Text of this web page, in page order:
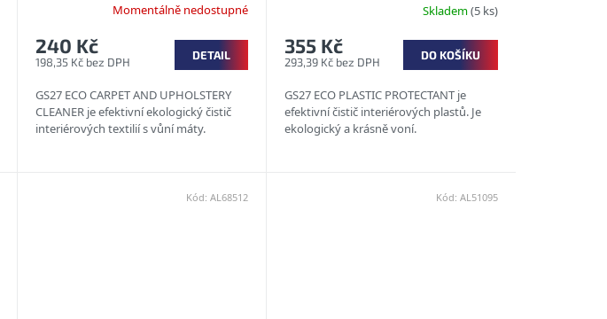
Momentálně nedostupné
198,35 Kč bez DPH
240 Kč DETAIL
GS27 ECO CARPET AND UPHOLSTERY
CLEANER je efektivní ekologický čistič
interiérových textilií s vůní máty.
Skladem(5 ks)
293,39 Kč bez DPH
355 Kč DO KOŠÍKU
GS27 ECO PLASTIC PROTECTANT je
efektivní čistič interiérových plastů. Je
ekologický a krásně voní.
Kód: AL68512 Kód: AL51095